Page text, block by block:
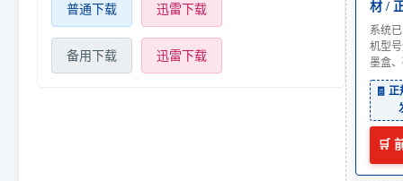
普通下载 迅雷下载
备用下载 迅雷下载
材 /
系统
机型
墨盒
🧾
🛒